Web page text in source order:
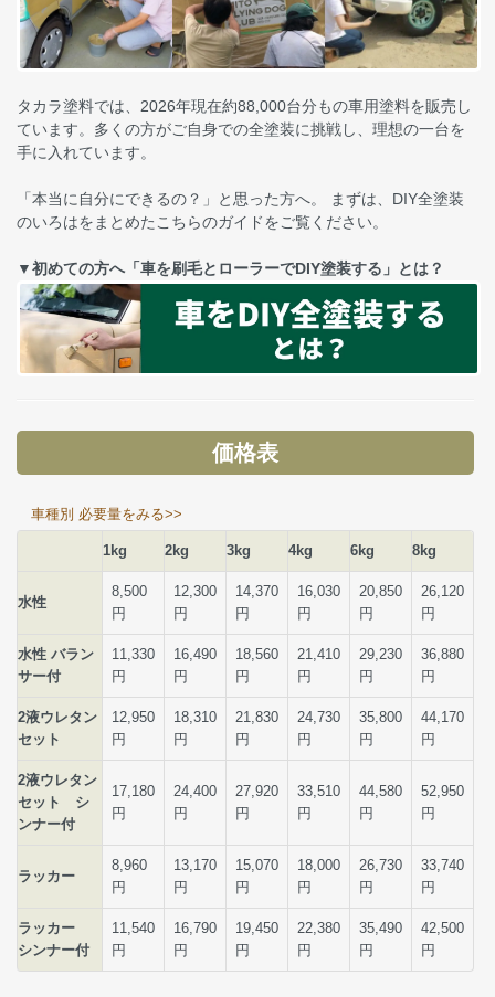
タカラ塗料では、2026年現在約88,000台分もの車用塗料を販売し
ています。多くの方がご自身での全塗装に挑戦し、理想の一台を
手に入れています。
「本当に自分にできるの？」と思った方へ。 まずは、DIY全塗装
のいろはをまとめたこちらのガイドをご覧ください。
▼初めての方へ「車を刷毛とローラーでDIY塗装する」とは？
価格表
車種別 必要量をみる>>